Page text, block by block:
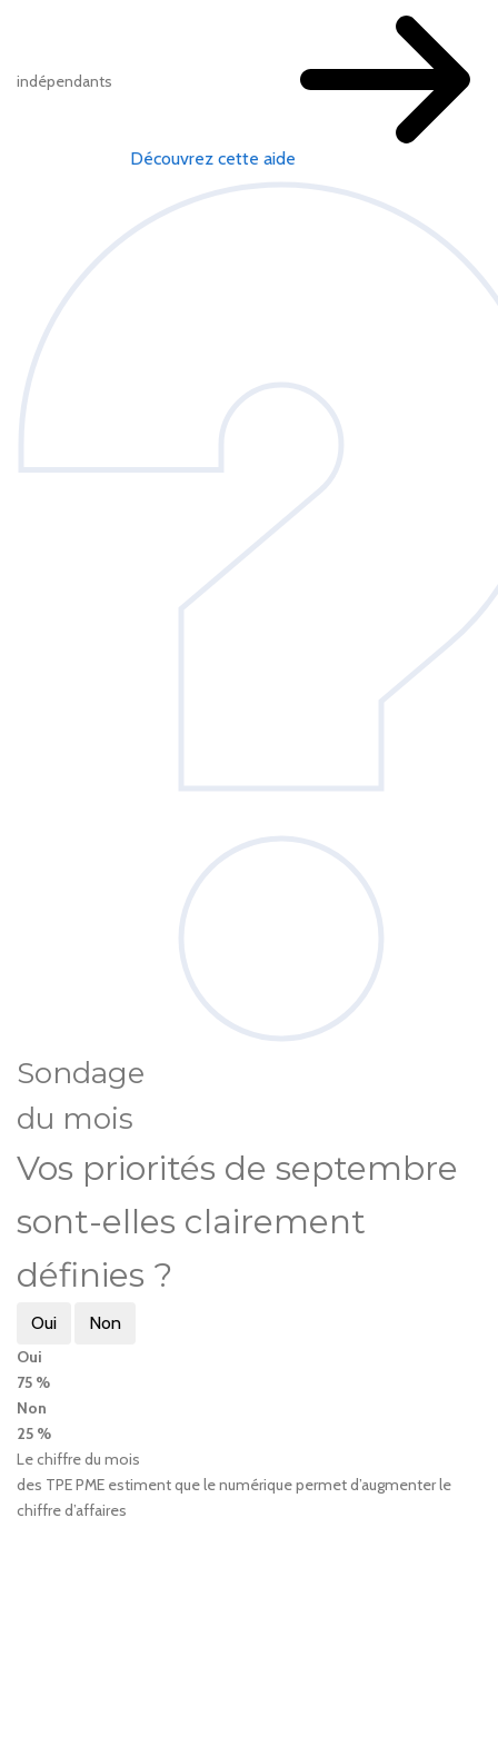
indépendants
Découvrez cette aide
Sondage
du mois
Vos priorités de septembre
sont-elles clairement
définies ?
Oui Non
Oui
75 %
Non
25 %
Le chiffre du mois
des TPE PME estiment que le numérique permet d’augmenter le
chiffre d’affaires